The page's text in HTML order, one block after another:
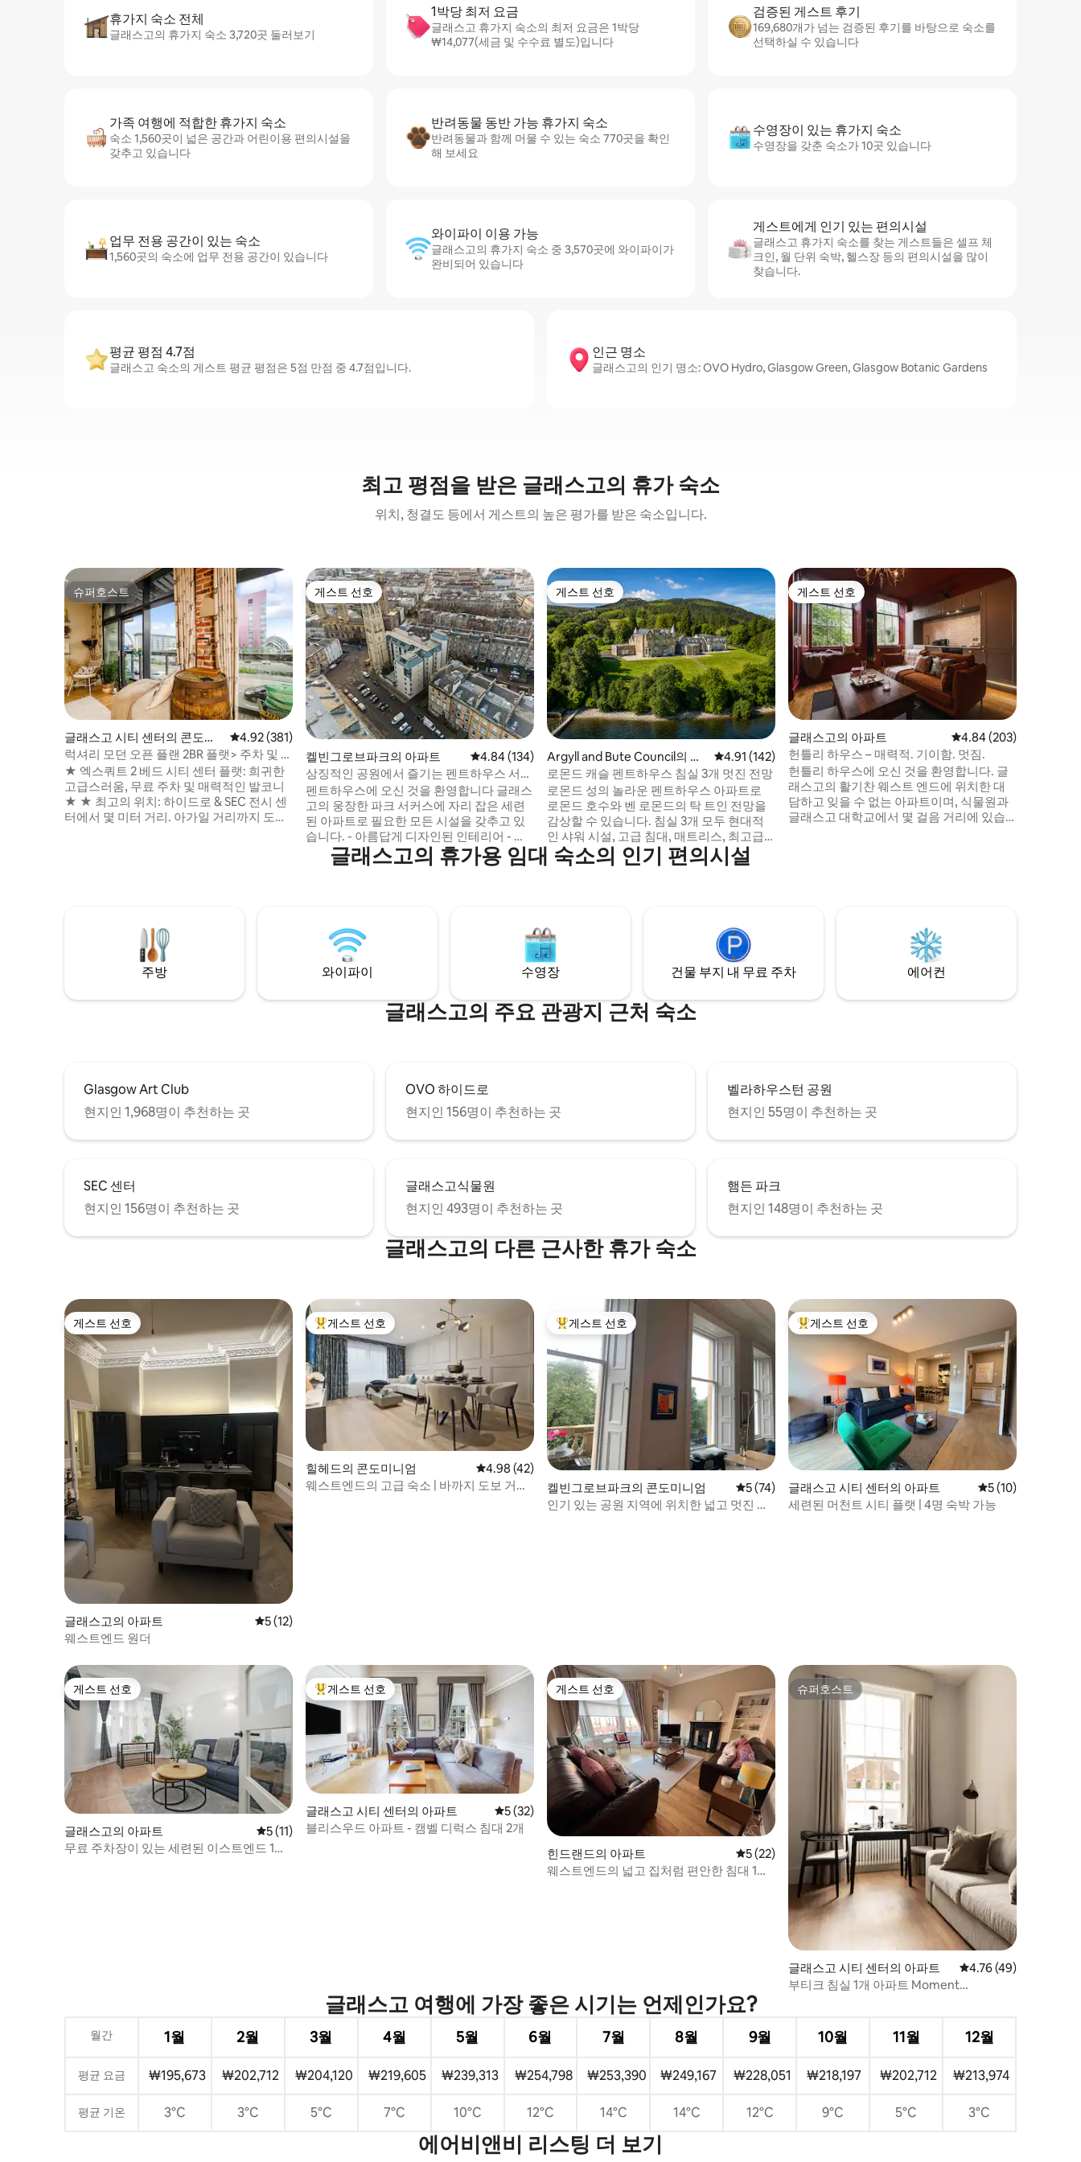
휴가지 숙소 전체
글래스고의 휴가지 숙소 3,720곳 둘러보기
1박당 최저 요금
글래스고 휴가지 숙소의 최저 요금은 1박당
₩14,077(세금 및 수수료 별도)입니다
검증된 게스트 후기
169,680개가 넘는 검증된 후기를 바탕으로 숙소를
선택하실 수 있습니다
가족 여행에 적합한 휴가지 숙소
숙소 1,560곳이 넓은 공간과 어린이용 편의시설을
갖추고 있습니다
반려동물 동반 가능 휴가지 숙소
반려동물과 함께 머물 수 있는 숙소 770곳을 확인
해 보세요
수영장이 있는 휴가지 숙소
수영장을 갖춘 숙소가 10곳 있습니다
업무 전용 공간이 있는 숙소
1,560곳의 숙소에 업무 전용 공간이 있습니다
와이파이 이용 가능
글래스고의 휴가지 숙소 중 3,570곳에 와이파이가
완비되어 있습니다
게스트에게 인기 있는 편의시설
글래스고 휴가지 숙소를 찾는 게스트들은 셀프 체
크인, 월 단위 숙박, 헬스장 등의 편의시설을 많이
찾습니다.
평균 평점 4.7점
글래스고 숙소의 게스트 평균 평점은 5점 만점 중 4.7점입니다.
인근 명소
글래스고의 인기 명소: OVO Hydro, Glasgow Green, Glasgow Botanic Gardens
최고 평점을 받은 글래스고의 휴가 숙소
위치, 청결도 등에서 게스트의 높은 평가를 받은 숙소입니다.
슈퍼호스트
슈퍼호스트
글래스고 시티 센터의 콘도미
니엄
평점 4.92점(5점 만점), 후기 381개
4.92 (381)
럭셔리 모던 오픈 플랜 2BR 플랫> 주차 및 발
코니
★ 엑스쿼트 2 베드 시티 센터 플랫: 희귀한
고급스러움, 무료 주차 및 매력적인 발코니
★ ★ 최고의 위치: 하이드로 & SEC 전시 센
터에서 몇 미터 거리. 아가일 거리까지 도보
한 편의 시설: 무료 커피, 차, 설탕, 세면도구,
게스트 선호
게스트 선호
켈빈그로브파크의 아파트 평점 4.84점(5점 만점), 후기 134개
4.84 (134)
상징적인 공원에서 즐기는 펜트하우스 서커
스
펜트하우스에 오신 것을 환영합니다 글래스
고의 웅장한 파크 서커스에 자리 잡은 세련
된 아파트로 필요한 모든 시설을 갖추고 있
습니다. - 아름답게 디자인된 인테리어 - 초
고속 와이파이 및 난방 제어 - 아늑한 밤을
위한 50인치 스마트 TV - 네스프레소 커피
거진 공원, 카페까지 산책할 수 있는 거리 어
린이 및 반려동물 친화적 – 어린이 및 4발 친
구 환영.
게스트 선호
게스트 선호
Argyll and Bute Council의 휴
가용 주택
평점 4.91점(5점 만점), 후기 142개
4.91 (142)
로몬드 캐슬 펜트하우스 침실 3개 멋진 전망
로몬드 성의 놀라운 펜트하우스 아파트로
로몬드 호수와 벤 로몬드의 탁 트인 전망을
감상할 수 있습니다. 침실 3개 모두 현대적
인 샤워 시설, 고급 침대, 매트리스, 최고급
이집트산 면 시트, 놀라운 전망을 갖춘 욕실
이 딸려 있습니다. 거실과 식사 공간은 사교
100m 덕 베이 - 1km 카메론 하우스 1.5km
로몬드 쇼어스 - 2.5km 월드 클래스 골프 -
차로 5~10분
게스트 선호
게스트 선호
글래스고의 아파트 평점 4.84점(5점 만점),
4.84 (203)
헌틀리 하우스 – 매력적. 기이함. 멋짐.
헌틀리 하우스에 오신 것을 환영합니다. 글
래스고의 활기찬 웨스트 엔드에 위치한 대
담하고 잊을 수 없는 아파트이며, 식물원과
글래스고 대학교에서 몇 걸음 거리에 있습
운 침실 풀사이즈 거울과 헤어드라이어가
있는 드레스룸 * 인원 2명 숙박 가능
글래스고의 휴가용 임대 숙소의 인기 편의시설
주방 와이파이 수영장 건물 부지 내 무료 주차 에어컨
글래스고의 주요 관광지 근처 숙소
Glasgow Art Club
현지인 1,968명이 추천하는 곳
OVO 하이드로
현지인 156명이 추천하는 곳
벨라하우스턴 공원
현지인 55명이 추천하는 곳
SEC 센터
현지인 156명이 추천하는 곳
글래스고식물원
현지인 493명이 추천하는 곳
햄든 파크
현지인 148명이 추천하는 곳
글래스고의 다른 근사한 휴가 숙소
게스트 선호
게스트 선호
글래스고의 아파트 평점 5점(5점 만점), 후기 12개
5 (12)
웨스트엔드 원더
상위 게스트 선호
게스트 선호
힐헤드의 콘도미니엄 평점 4.98점(5점 만점), 후기 42개
4.98 (42)
웨스트엔드의 고급 숙소 | 바까지 도보 거리 |
상위 게스트 선호
게스트 선호
켈빈그로브파크의 콘도미니엄 평점 5점(5점 만점), 후기 74개
5 (74)
인기 있는 공원 지역에 위치한 넓고 멋진 아
상위 게스트 선호
게스트 선호
글래스고 시티 센터의 아파트 평점 5점(5점 만점
5 (10)
세련된 머천트 시티 플랫 | 4명 숙박 가능
게스트 선호
게스트 선호
글래스고의 아파트 평점 5점(5점 만점), 후기 11개
5 (11)
무료 주차장이 있는 세련된 이스트엔드 1베
상위 게스트 선호
게스트 선호
글래스고 시티 센터의 아파트 평점 5점(5점 만점), 후기 32개
5 (32)
블리스우드 아파트 - 캠벨 디럭스 침대 2개
게스트 선호
게스트 선호
힌드랜드의 아파트 평점 5점(5점 만점), 후기 22개
5 (22)
웨스트엔드의 넓고 집처럼 편안한 침대 1개
슈퍼호스트
슈퍼호스트
글래스고 시티 센터의 아파트 평점 4.76점(5점 만점
4.76 (49)
부티크 침실 1개 아파트 Moment
글래스고 여행에 가장 좋은 시기는 언제인가요?
월간 1월 2월 3월 4월 5월 6월 7월 8월 9월 10월 11월 12월
평균 요금 ₩195,673 ₩202,712 ₩204,120 ₩219,605 ₩239,313 ₩254,798 ₩253,390 ₩249,167 ₩228,051 ₩218,197 ₩202,712 ₩213,974
평균 기온 3°C 3°C 5°C 7°C 10°C 12°C 14°C 14°C 12°C 9°C 5°C 3°C
에어비앤비 리스팅 더 보기